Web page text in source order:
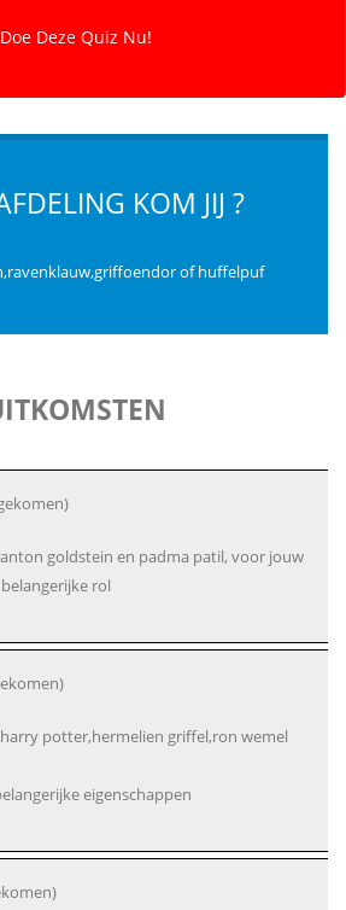
KOM JIJ ?
of huffelpuf
goldstein en padma patil, voor jouw
rol
potter,hermelien griffel,ron wemel
eigenschappen